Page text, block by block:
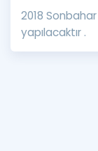
ÖSYM
İngilizce
2018
yapılacaktır .